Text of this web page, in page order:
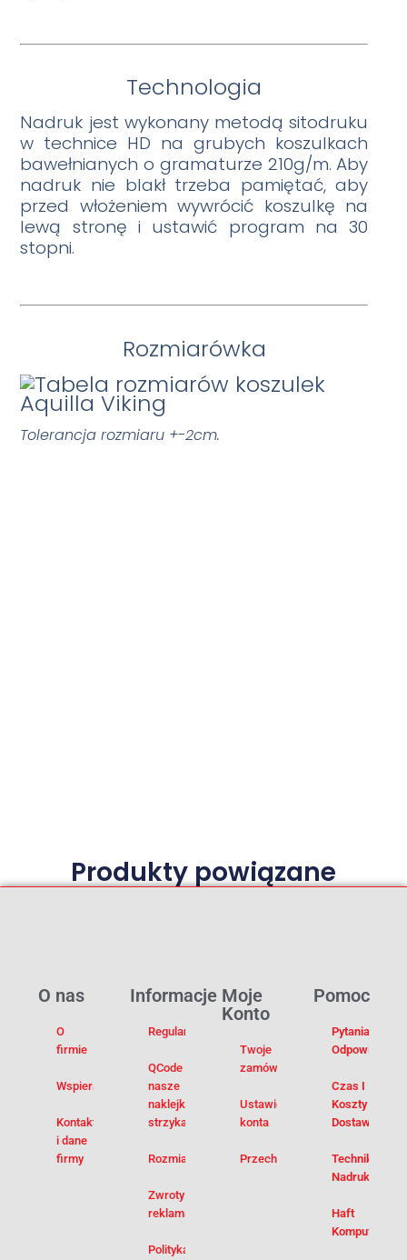
Technologia
Nadruk jest wykonany metodą sitodruku
w technice HD na grubych koszulkach
bawełnianych o gramaturze 210g/m. Aby
nadruk nie blakł trzeba pamiętać, aby
przed włożeniem wywrócić koszulkę na
lewą stronę i ustawić program na 30
stopni.
Rozmiarówka
Tolerancja rozmiaru +-2cm.
Produkty powiązane
Pomoc
Pytania I
Odpowiedzi
Czas I
Koszty
Dostawy
Techniki
Nadruku
Haft
Komputerowy
Moje
Konto
Twoje
zamówienia
Ustawienia
konta
Przechowalnia
Informacje
Regulamin
QCode –
nasze
naklejki na
strzykawki
Rozmiarówka
Zwroty i
reklamacje
Polityka
O nas
O
firmie
Wspieramy
Kontakt
i dane
firmy